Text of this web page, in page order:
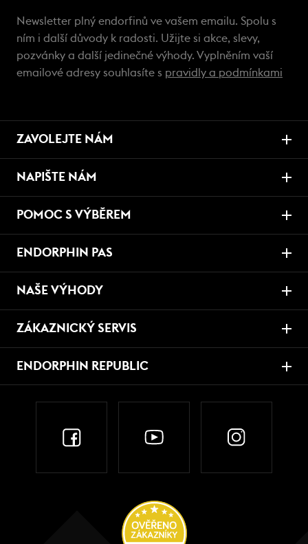
Newsletter plný endorfinů ve vašem emailu. Spolu s
ním i další důvody k radosti. Užijte si akce, slevy,
pozvánky a další jedinečné výhody. Vyplněním vaší
emailové adresy souhlasíte s pravidly a podmínkami
ZAVOLEJTE NÁM
NAPIŠTE NÁM
POMOC S VÝBĚREM
ENDORPHIN PAS
NAŠE VÝHODY
ZÁKAZNICKÝ SERVIS
ENDORPHIN REPUBLIC